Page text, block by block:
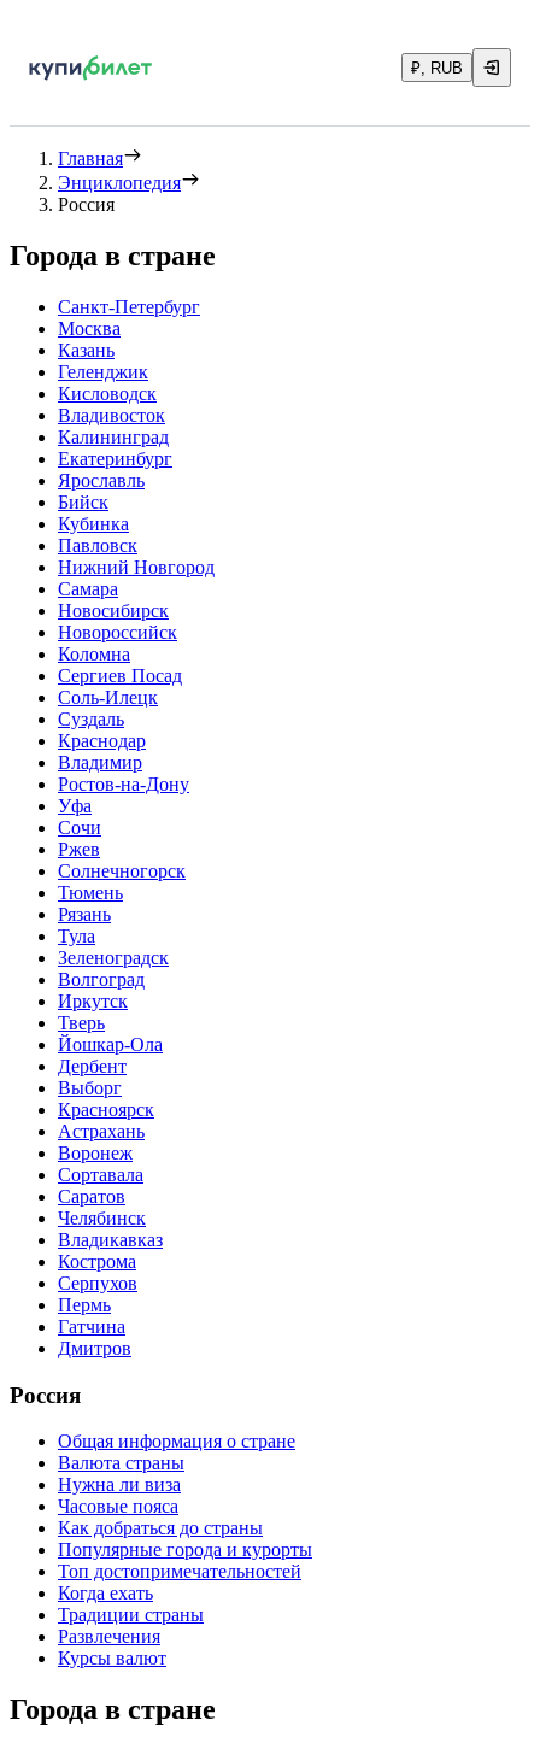
₽, RUB
Главная
Энциклопедия
Россия
Города в стране
Санкт-Петербург
Москва
Казань
Геленджик
Кисловодск
Владивосток
Калининград
Екатеринбург
Ярославль
Бийск
Кубинка
Павловск
Нижний Новгород
Самара
Новосибирск
Новороссийск
Коломна
Сергиев Посад
Соль-Илецк
Суздаль
Краснодар
Владимир
Ростов-на-Дону
Уфа
Сочи
Ржев
Солнечногорск
Тюмень
Рязань
Тула
Зеленоградск
Волгоград
Иркутск
Тверь
Йошкар-Ола
Дербент
Выборг
Красноярск
Астрахань
Воронеж
Сортавала
Саратов
Челябинск
Владикавказ
Кострома
Серпухов
Пермь
Гатчина
Дмитров
Россия
Общая информация о стране
Валюта страны
Нужна ли виза
Часовые пояса
Как добраться до страны
Популярные города и курорты
Топ достопримечательностей
Когда ехать
Традиции страны
Развлечения
Курсы валют
Города в стране